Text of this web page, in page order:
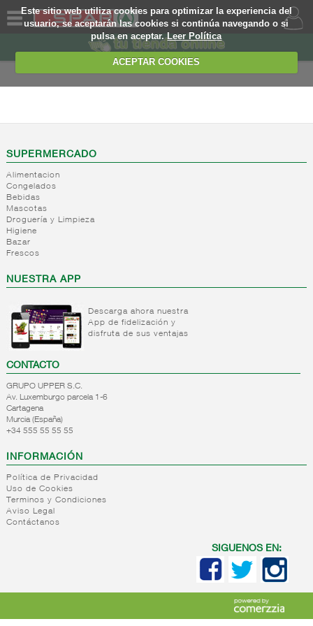
Este sitio web utiliza cookies para optimizar la experiencia del
usuario, se aceptarán las cookies si continúa navegando o si
pulsa en aceptar.Leer Política
ACEPTAR COOKIES
SOMOS
WEB
EJEMPLO
cocinados
Platos
pasta
deshidratados
Otros
platos
deshidratados
Platos
preparados
Platos
preparados
base
Platos
base
carne
Platos
base
pasta
Platos
preparados
base
Platos
preparados
verdura
Platos
preparados
pescado
Salsas
refrigeradas
+
refrigeradas
frias
Salsa
refrigeradas
cocina
refrigerados
refrigerados
frios
Platos
tortillas
Patatas
preparadas
Platos
refrigerados
Platos
alternativa
vegetal
Pastas
refrigeradas
Platos
Vegetarianos
pls
Platos
preparados
-
preparados
carniceria
SUPERMERCADO
Alimentacion
Congelados
Bebidas
Mascotas
Droguería y Limpieza
Higiene
Bazar
Frescos
NUESTRA APP
Descarga ahora nuestra
App de fidelización y
disfruta de sus ventajas
CONTACTO
GRUPO UPPER S.C.
Av. Luxemburgo parcela 1-6
Cartagena
Murcia (España)
+34 555 55 55 55
INFORMACIÓN
Política de Privacidad
Uso de Cookies
Terminos y Condiciones
Aviso Legal
Contáctanos
SIGUENOS EN: